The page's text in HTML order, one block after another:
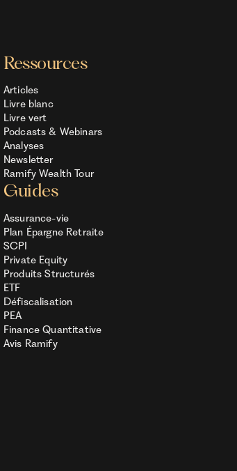
Ressources
Articles
Livre blanc
Livre vert
Podcasts & Webinars
Analyses
Newsletter
Ramify Wealth Tour
Guides
Assurance-vie
Plan Épargne Retraite
SCPI
Private Equity
Produits Structurés
ETF
Défiscalisation
PEA
Finance Quantitative
Avis Ramify